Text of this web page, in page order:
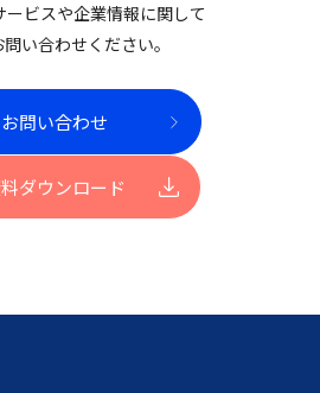
ービスや企業情報に関して
い合わせください。
お問い合わせ
ダウンロード